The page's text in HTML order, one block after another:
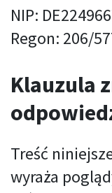
NIP:
Regon: 206/
Klauzula
Treść
wyraża